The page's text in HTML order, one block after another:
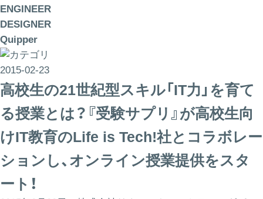
ENGINEER
DESIGNER
Quipper
2015-02-23
高校生の21世紀型スキル「IT力」を育て
る授業とは？『受験サプリ』が高校生向
けIT教育のLife is Tech!社とコラボレー
ションし、オンライン授業提供をスタ
ート！